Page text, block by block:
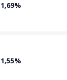
1,69%
1,55%